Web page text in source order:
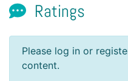
Ratings
Please log in or
content.